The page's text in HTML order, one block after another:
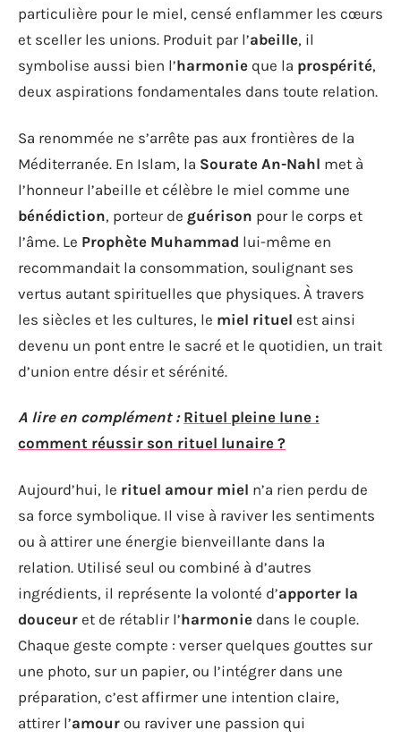
particulière pour le miel, censé enflammer les cœurs
et sceller les unions. Produit par l’abeille, il
symbolise aussi bien l’harmonie que la prospérité,
deux aspirations fondamentales dans toute relation.
Sa renommée ne s’arrête pas aux frontières de la
Méditerranée. En Islam, la Sourate An-Nahl met à
l’honneur l’abeille et célèbre le miel comme une
bénédiction, porteur de guérison pour le corps et
l’âme. Le Prophète Muhammad lui-même en
recommandait la consommation, soulignant ses
vertus autant spirituelles que physiques. À travers
les siècles et les cultures, le miel rituel est ainsi
devenu un pont entre le sacré et le quotidien, un trait
d’union entre désir et sérénité.
A lire en complément : Rituel pleine lune :
comment réussir son rituel lunaire ?
Aujourd’hui, le rituel amour miel n’a rien perdu de
sa force symbolique. Il vise à raviver les sentiments
ou à attirer une énergie bienveillante dans la
relation. Utilisé seul ou combiné à d’autres
ingrédients, il représente la volonté d’apporter la
douceur et de rétablir l’harmonie dans le couple.
Chaque geste compte : verser quelques gouttes sur
une photo, sur un papier, ou l’intégrer dans une
préparation, c’est affirmer une intention claire,
attirer l’amour ou raviver une passion qui